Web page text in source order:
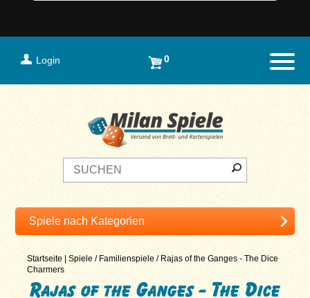
Login 0
Startseite |Spiele / Familienspiele / Rajas of the Ganges - The Dice
Charmers
Rajas of the Ganges - The Dice